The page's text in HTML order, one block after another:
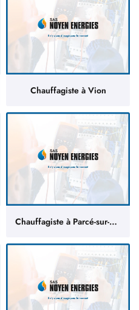
Chauffagiste à Vion
Chauffagiste à Parcé-sur-Sarthe